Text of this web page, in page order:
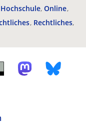
Hochschule Online
Rechtliches